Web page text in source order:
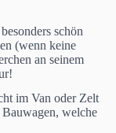
schön
(wenn keine
an seinem
im Van oder Zelt
welche